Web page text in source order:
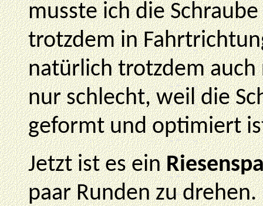
musste ich die
trotzdem in
natürlich trotzdem
nur schlecht, weil die
geformt und optimiert
Jetzt ist es ein
paar Runden zu drehen.